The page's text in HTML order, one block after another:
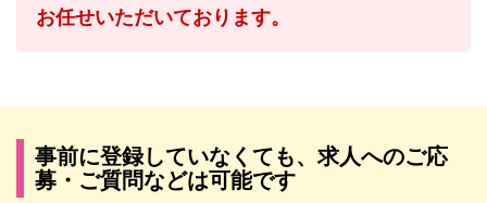
お任せいただいております。
事前に登録していなくても、求人へのご応
募・ご質問などは可能です